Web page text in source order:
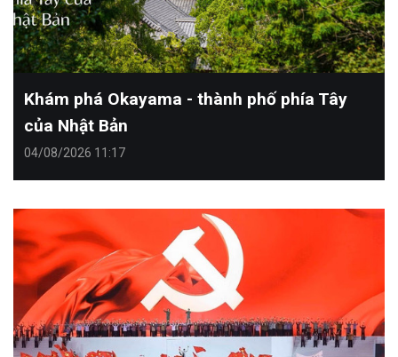
Khám phá Okayama - thành phố phía Tây
của Nhật Bản
04/08/2026 11:17